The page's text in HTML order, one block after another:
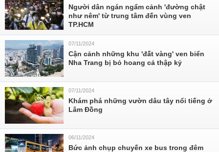
Người dân ngán ngẩm cảnh 'đường chật
như nêm' từ trung tâm đến vùng ven
TP.HCM
07/11/2024
Cận cảnh những khu 'đất vàng' ven biển
Nha Trang bị bỏ hoang cả thập kỷ
07/11/2024
Khám phá những vườn dâu tây nổi tiếng ở
Lâm Đồng
06/11/2024
Bức ảnh chụp chuyến xe bus trong đêm